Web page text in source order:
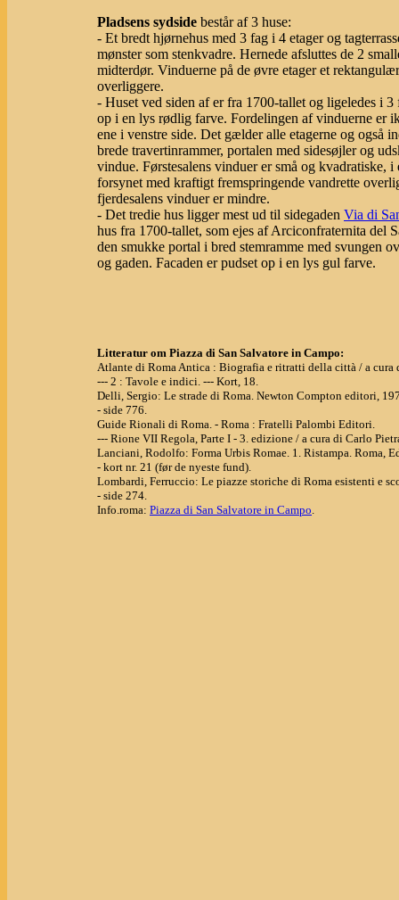
Pladsens sydside består af 3 huse:
- Et bredt hjørnehus med 3 fag i 4 etager og
mønster som stenkvadre. Hernede afsluttes de 2
midterdør. Vinduerne på de øvre etager et
overliggere.
- Huset ved siden af er fra 1700-tallet og ligeledes i 3
op i en lys rødlig farve. Fordelingen af vinduerne er
ene i venstre side. Det gælder alle etagerne og også
brede travertinrammer, portalen med sidesøjler og
vindue. Førstesalens vinduer er små og kvadratiske,
forsynet med kraftigt fremspringende vandrette
fjerdesalens vinduer er mindre.
- Det tredie hus ligger mest ud til sidegaden Via di
hus fra 1700-tallet, som ejes af Arciconfraternita del
den smukke portal i bred stemramme med svungen
og gaden. Facaden er pudset op i en lys gul farve.
Litteratur om Piazza di San Salvatore in Campo:
Atlante di Roma Antica : Biografia e ritratti della città / a
--- 2 : Tavole e indici. --- Kort, 18.
Delli, Sergio: Le strade di Roma. Newton Compton editori,
- side 776.
Guide Rionali di Roma. - Roma : Fratelli Palombi Editori.
--- Rione VII Regola, Parte I - 3. edizione / a cura di Carlo
Lanciani, Rodolfo: Forma Urbis Romae. 1. Ristampa. Roma,
- kort nr. 21 (før de nyeste fund).
Lombardi, Ferruccio: Le piazze storiche di Roma esistenti e
- side 274.
Info.roma: Piazza di San Salvatore in Campo.